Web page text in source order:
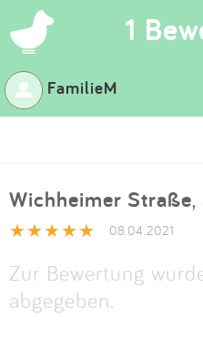
1
FamilieM
Wichheimer Straße,
08.04.2021
Zur Bewertung
abgegeben.